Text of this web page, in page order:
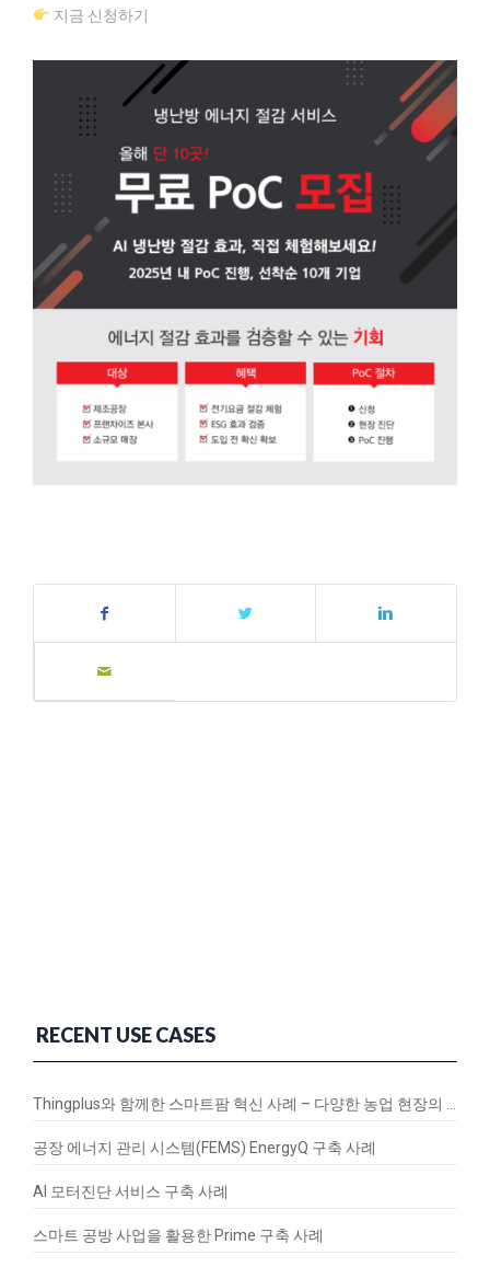
지금 신청하기
RECENT USE CASES
Thingplus와 함께한 스마트팜 혁신 사례 – 다양한 농업 현장의 연결과 변화
공장 에너지 관리 시스템(FEMS) EnergyQ 구축 사례
AI 모터진단 서비스 구축 사례
스마트 공방 사업을 활용한 Prime 구축 사례